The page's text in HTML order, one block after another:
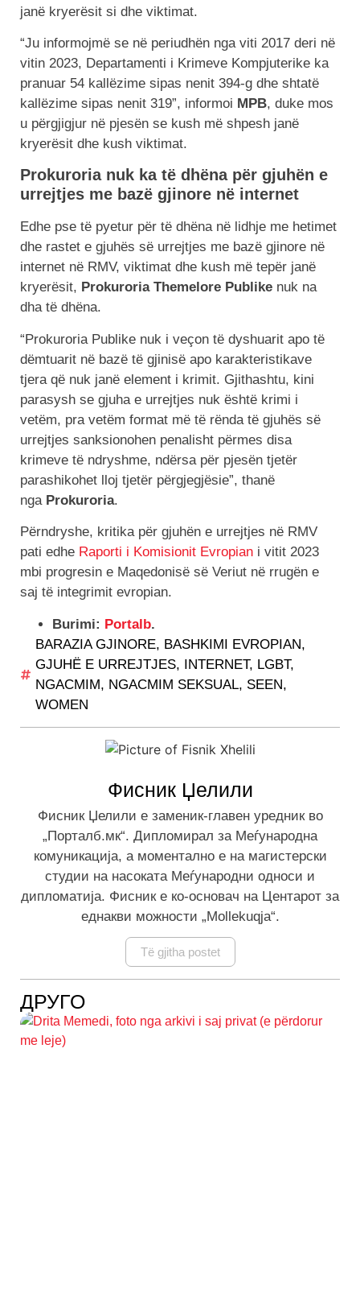
janë kryerësit si dhe viktimat.
“Ju informojmë se në periudhën nga viti 2017 deri në
vitin 2023, Departamenti i Krimeve Kompjuterike ka
pranuar 54 kallëzime sipas nenit 394-g dhe shtatë
kallëzime sipas nenit 319”, informoi MPB, duke mos
u përgjigjur në pjesën se kush më shpesh janë
kryerësit dhe kush viktimat.
Prokuroria nuk ka të dhëna për gjuhën e
urrejtjes me bazë gjinore në internet
Edhe pse të pyetur për të dhëna në lidhje me hetimet
dhe rastet e gjuhës së urrejtjes me bazë gjinore në
internet në RMV, viktimat dhe kush më tepër janë
kryerësit, Prokuroria Themelore Publike nuk na
dha të dhëna.
“Prokuroria Publike nuk i veçon të dyshuarit apo të
dëmtuarit në bazë të gjinisë apo karakteristikave
tjera që nuk janë element i krimit. Gjithashtu, kini
parasysh se gjuha e urrejtjes nuk është krimi i
vetëm, pra vetëm format më të rënda të gjuhës së
urrejtjes sanksionohen penalisht përmes disa
krimeve të ndryshme, ndërsa për pjesën tjetër
parashikohet lloj tjetër përgjegjësie”, thanë
nga Prokuroria.
Përndryshe, kritika për gjuhën e urrejtjes në RMV
pati edhe Raporti i Komisionit Evropian i vitit 2023
mbi progresin e Maqedonisë së Veriut në rrugën e
saj të integrimit evropian.
Burimi: Portalb.
BARAZIA GJINORE, BASHKIMI EVROPIAN,
GJUHË E URREJTJES, INTERNET, LGBT,
NGACMIM, NGACMIM SEKSUAL, SEEN,
WOMEN
Фисник Џелили
Фисник Џелили е заменик-главен уредник во
„Порталб.мк“. Дипломирал за Меѓународна
комуникација, а моментално е на магистерски
студии на насоката Меѓународни односи и
дипломатија. Фисник е ко-основач на Центарот за
еднакви можности „Mollekuqja“.
Të gjitha postet
ДРУГО